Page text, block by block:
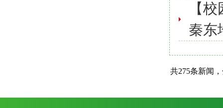
【
秦东
共275条新闻